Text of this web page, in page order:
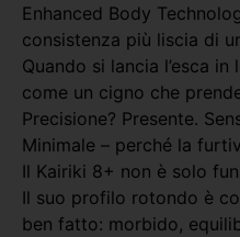
Enhanced Body
consistenza più liscia di
Quando si lancia l’esca
come un cigno che
Precisione? Presente.
Minimale – perché la
Il Kairiki 8+ non è solo
Il suo profilo rotondo è
ben fatto: morbido,